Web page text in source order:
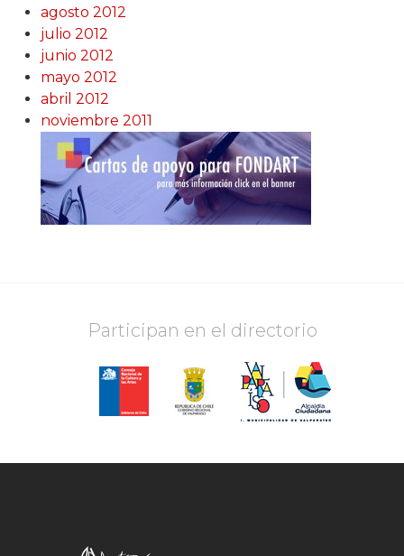
agosto 2012
julio 2012
junio 2012
mayo 2012
abril 2012
noviembre 2011
Participan en el directorio